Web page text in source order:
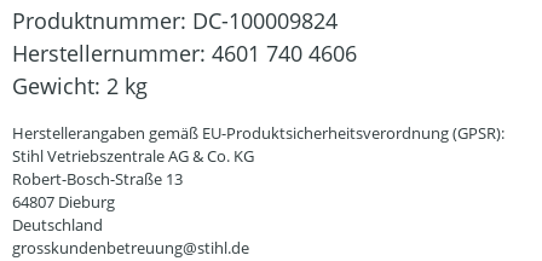
Produktnummer: DC-100009824
Herstellernummer: 4601 740 4606
Gewicht: 2 kg
Herstellerangaben gemäß EU-Produktsicherheitsverordnung (GPSR):
Stihl Vetriebszentrale AG & Co. KG
Robert-Bosch-Straße 13
64807 Dieburg
Deutschland
grosskundenbetreuung@stihl.de